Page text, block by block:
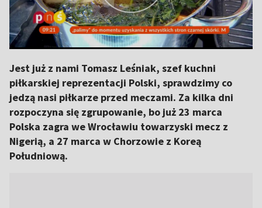
Jest już z nami Tomasz Leśniak, szef kuchni
piłkarskiej reprezentacji Polski, sprawdzimy co
jedzą nasi piłkarze przed meczami. Za kilka dni
rozpoczyna się zgrupowanie, bo już 23 marca
Polska zagra we Wrocławiu towarzyski mecz z
Nigerią, a 27 marca w Chorzowie z Koreą
Południową.